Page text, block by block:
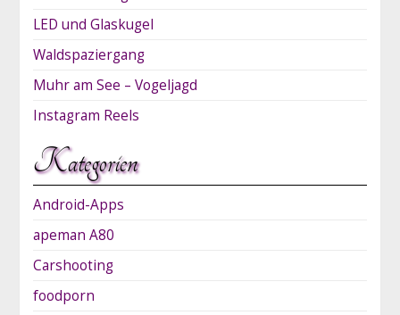
LED und Glaskugel
Waldspaziergang
Muhr am See – Vogeljagd
Instagram Reels
Kategorien
Android-Apps
apeman A80
Carshooting
foodporn